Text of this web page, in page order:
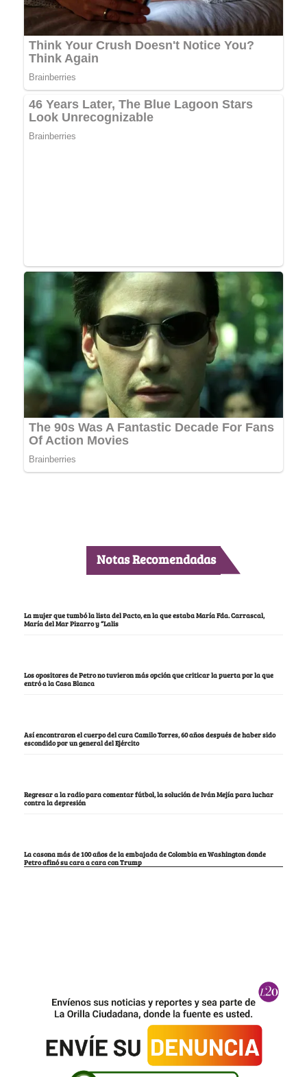
Notas Recomendadas
La mujer que tumbó la lista del Pacto, en la que estaba María Fda. Carrascal,
María del Mar Pizarro y “Lalis
Los opositores de Petro no tuvieron más opción que criticar la puerta por la que
entró a la Casa Blanca
Así encontraron el cuerpo del cura Camilo Torres, 60 años después de haber sido
escondido por un general del Ejército
Regresar a la radio para comentar fútbol, la solución de Iván Mejía para luchar
contra la depresión
La casona más de 100 años de la embajada de Colombia en Washington donde
Petro afinó su cara a cara con Trump